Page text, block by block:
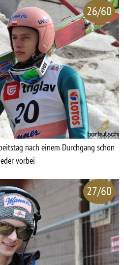
26/60
nach einem Durchgang schon
vorbei
27/60